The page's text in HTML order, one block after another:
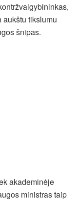
tikslumu
šnipas.
akademinėje
ministras taip